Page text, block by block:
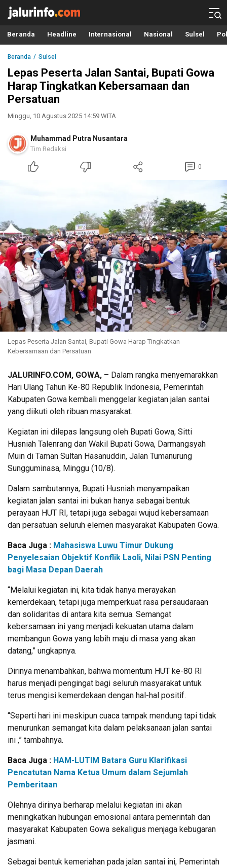
Info Terbaru, Berita Terkini Hari Ini, Jalurinfo.com
Terkini, Akurat dan Terpercaya
Beranda Headline Internasional Nasional Sulsel
Beranda Sulsel
Lepas Peserta Jalan Santai, Bupati Gowa
Harap Tingkatkan Kebersamaan dan
Persatuan
Minggu, 10 Agustus 2025 14:59 WITA
Muhammad Putra Nusantara
Tim Redaksi
0
Lepas Peserta Jalan Santai, Bupati Gowa Harap Tingkatkan
Kebersamaan dan Persatuan
JALURINFO.COM, GOWA, – Dalam rangka menyemarakkan
Hari Ulang Tahun Ke-80 Republik Indonesia, Pemerintah
Kabupaten Gowa kembali menggelar kegiatan jalan santai
yang diikuti oleh ribuan masyarakat.
Kegiatan ini dilepas langsung oleh Bupati Gowa, Sitti
Husniah Talenrang dan Wakil Bupati Gowa, Darmangsyah
Muin di Taman Sultan Hasanuddin, Jalan Tumanurung
Sungguminasa, Minggu (10/8).
Dalam sambutannya, Bupati Husniah menyampaikan
kegiatan jalan santai ini bukan hanya sebagai bentuk
perayaan HUT RI, tetapi juga sebagai wujud kebersamaan
dan persatuan seluruh elemen masyarakat Kabupaten Gowa.
Baca Juga : Mahasiswa Luwu Timur Dukung
Penyelesaian Objektif Konflik Laoli, Nilai PSN Penting
bagi Masa Depan Daerah
“Melalui kegiatan ini, kita tidak hanya merayakan
kemerdekaan, tetapi juga memperkuat rasa persaudaraan
dan solidaritas di antara kita semua. Semangat
kebersamaan ini yang menjadi kekuatan utama dalam
membangun Gowa yang lebih maju di masa yang akan
datang,” ungkapnya.
Dirinya menambahkan, bahwa momentum HUT ke-80 RI
harus menjadi pengingat bagi seluruh masyarakat untuk
terus mengisi kemerdekaan dengan hal-hal positif.
“Seperti hari ini meskipun cuaca tampak mendung tapi tidak
menurunkan semangat kita dalam pelaksanaan jalan santai
ini ,” tambahnya.
Baca Juga : HAM-LUTIM Batara Guru Klarifikasi
Pencatutan Nama Ketua Umum dalam Sejumlah
Pemberitaan
Olehnya dirinya berharap melalui kegiatan ini akan
meningkatkan hubungan emosional antara pemerintah dan
masyarakat Kabupaten Gowa sekaligus menjaga kebugaran
jasmani.
Sebagai bentuk kemeriahan pada jalan santai ini, Pemerintah